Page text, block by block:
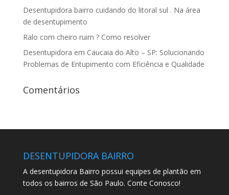
Desentupidora bairro cuidando do litoral sul . Na área
de desentupimento
Ralo com cheiro ruim ? Como resolver
Desentupidora em Caucaia do Alto – SP: Solucionando
Problemas de Entupimento com Eficiência e Qualidade
Comentários
DESENTUPIDORA BAIRRO
A desentupidora Bairro possui equipes de plantão em
todos os bairros de São Paulo. Conte Conosco!